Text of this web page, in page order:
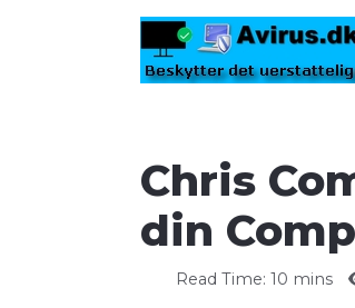
Chris
din
Read Time: 10 mins